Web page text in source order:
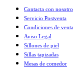
Contacta con
Servicio Postventa
Condiciones de
Aviso Legal
Sillones de piel
Sillas tapizadas
Mesas de comedor